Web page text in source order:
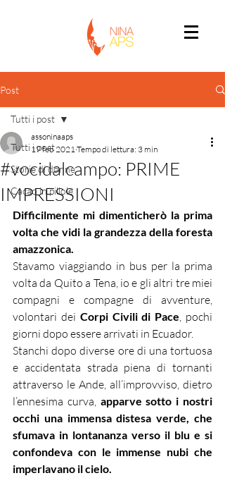
Post
Tutti i post
Storie di donne
Cacao in pillole
Tutti i post
#vocidalcampo: PRIME
IMPRESSIONI
assoninaaps
19 feb 2021Tempo di lettura: 3 min
Difficilmente mi dimenticherò la prima
volta che vidi la grandezza della foresta
amazzonica.
Stavamo viaggiando in bus per la prima
volta da Quito a Tena, io e gli altri tre miei
compagni e compagne di avventure,
volontari dei Corpi Civili di Pace, pochi
giorni dopo essere arrivati in Ecuador.
Stanchi dopo diverse ore di una tortuosa
e accidentata strada piena di tornanti
attraverso le Ande, all’improvviso, dietro
l’ennesima curva, apparve sotto i nostri
occhi una immensa distesa verde, che
sfumava in lontananza verso il blu e si
confondeva con le immense nubi che
imperlavano il cielo.